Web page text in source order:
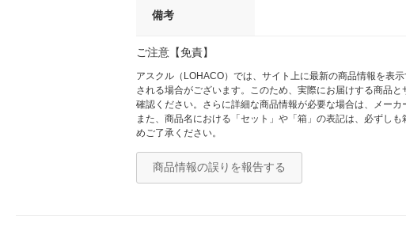
備考
ご注意【免責】
アスクル（LOHACO）では、サイト上に最新の商品情報を表
される場合がございます。このため、実際にお届けする商品
確認ください。さらに詳細な商品情報が必要な場合は、メーカ
また、商品名における「セット」や「箱」の表記は、必ずし
めご了承ください。
商品情報の誤りを報告する